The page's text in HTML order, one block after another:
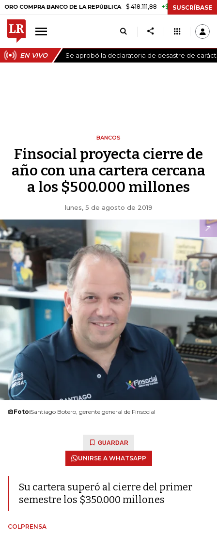
BANCO DE LA REPÚBLICA $ 418.111,88 +$ 9.612,91 +2,35%
SUSCRÍBASE
EN VIVO Se aprobó la declaratoria de desastre de
BANCOS
Finsocial proyecta cierre de
año con una cartera cercana
a los $500.000 millones
lunes, 5 de agosto de 2019
Foto:Santiago Botero, gerente general de Finsocial
GUARDAR
UNIRSE A WHATSAPP
Su cartera superó al cierre del primer
semestre los $350.000 millones
COLPRENSA